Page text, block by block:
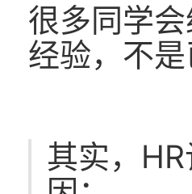
很多同学
经验，不
其实，